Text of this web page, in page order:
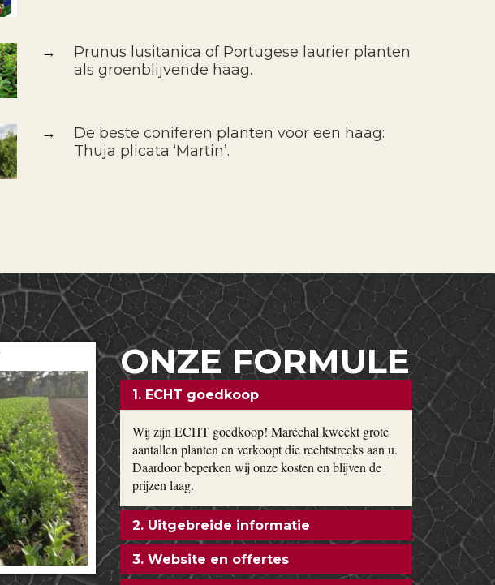
→
Prunus lusitanica of Portugese laurier planten
als groenblijvende haag.
→
De beste coniferen planten voor een haag:
Thuja plicata ‘Martin’.
ONZE FORMULE
1. ECHT goedkoop
Wij zijn ECHT goedkoop! Maréchal kweekt grote
aantallen planten en verkoopt die rechtstreeks aan u.
Daardoor beperken wij onze kosten en blijven de
prijzen laag.
2. Uitgebreide informatie
3. Website en offertes